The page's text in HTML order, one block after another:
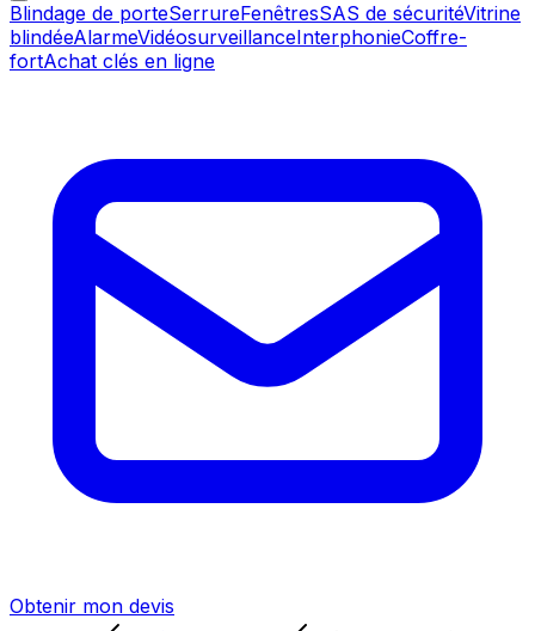
Blindage de porteSerrureFenêtresSAS de sécuritéVitrine
blindéeAlarmeVidéosurveillanceInterphonieCoffre-
fortAchat clés en ligne
Obtenir mon devis